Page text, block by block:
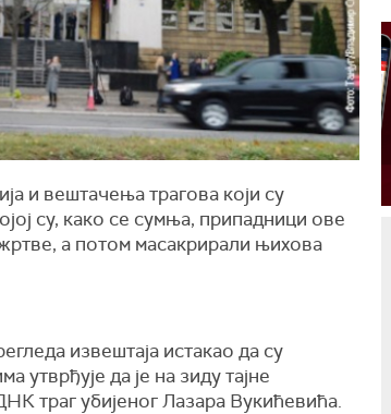
и вештачења трагова који су
су, како се сумња, припадници ове
а потом масакрирали њихова
извештаја истакао да су
утврђује да је на зиду тајне
траг убијеног Лазара Вукићевића.